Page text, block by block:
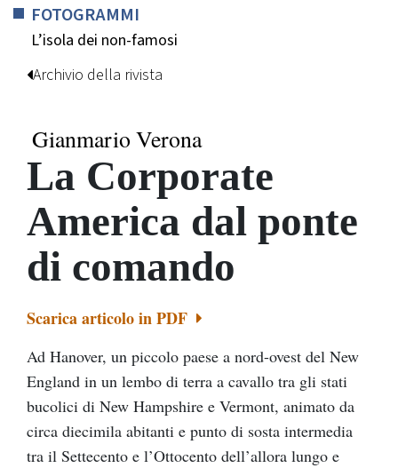
FOTOGRAMMI
L’isola dei non-famosi
Archivio della rivista
Gianmario Verona
La Corporate
America dal ponte
di comando
Scarica articolo in PDF
Ad Hanover, un piccolo paese a nord-ovest del New
England in un lembo di terra a cavallo tra gli stati
bucolici di New Hampshire e Vermont, animato da
circa diecimila abitanti e punto di sosta intermedia
tra il Settecento e l’Ottocento dell’allora lungo e